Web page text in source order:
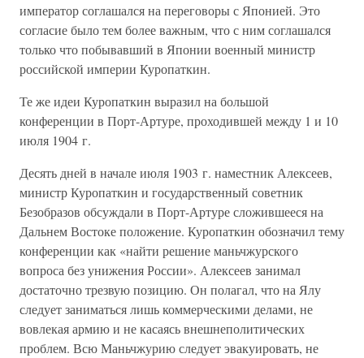
император соглашался на переговоры с Японией. Это
согласие было тем более важным, что с ним соглашался
только что побывавший в Японии военный министр
российской империи Куропаткин.
Те же идеи Куропаткин выразил на большой
конференции в Порт-Артуре, проходившей между 1 и 10
июля 1904 г.
Десять дней в начале июля 1903 г. наместник Алексеев,
министр Куропаткин и государственный советник
Безобразов обсуждали в Порт-Артуре сложившееся на
Дальнем Востоке положение. Куропаткин обозначил тему
конференции как «найти решение маньчжурского
вопроса без унижения России». Алексеев занимал
достаточно трезвую позицию. Он полагал, что на Ялу
следует заниматься лишь коммерческими делами, не
вовлекая армию и не касаясь внешнеполитических
проблем. Всю Маньчжурию следует эвакуировать, не